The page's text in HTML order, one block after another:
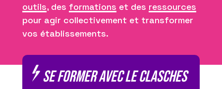
outils, des formations et des ressources
pour agir collectivement et transformer
vos établissements.
Se former avec LE CLASCHES